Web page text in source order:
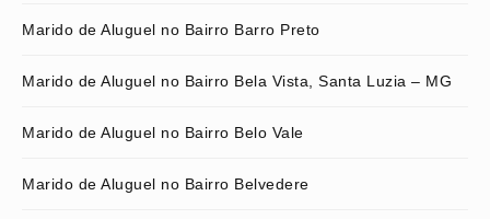
Marido de Aluguel no Bairro Barro Preto
Marido de Aluguel no Bairro Bela Vista, Santa Luzia – MG
Marido de Aluguel no Bairro Belo Vale
Marido de Aluguel no Bairro Belvedere